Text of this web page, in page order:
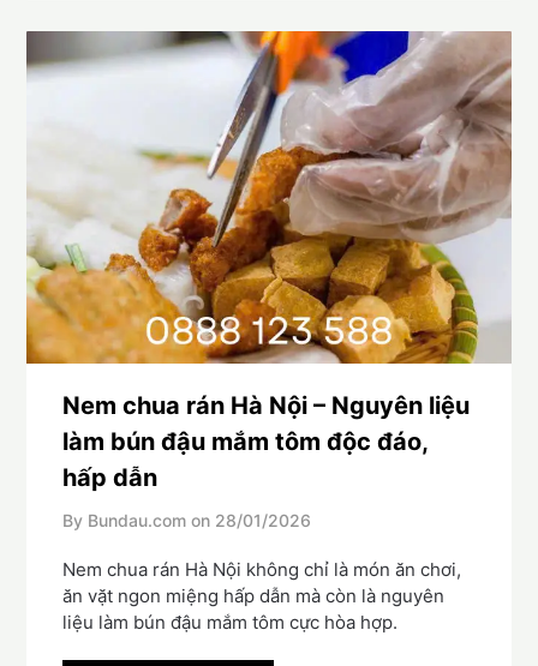
Nem chua rán Hà Nội – Nguyên liệu
làm bún đậu mắm tôm độc đáo,
hấp dẫn
By Bundau.com on 28/01/2026
Nem chua rán Hà Nội không chỉ là món ăn chơi,
ăn vặt ngon miệng hấp dẫn mà còn là nguyên
liệu làm bún đậu mắm tôm cực hòa hợp.